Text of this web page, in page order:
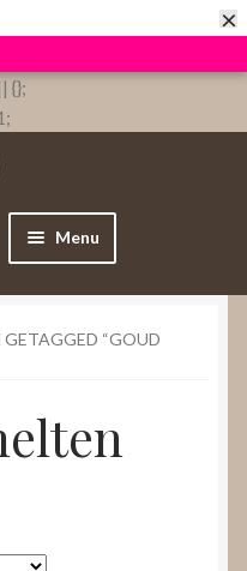
×
{};
Menu
“GOUD